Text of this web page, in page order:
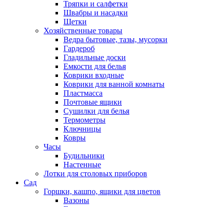
Тряпки и салфетки
Швабры и насадки
Щетки
Хозяйственные товары
Ведра бытовые, тазы, мусорки
Гардероб
Гладильные доски
Емкости для белья
Коврики входные
Коврики для ванной комнаты
Пластмасса
Почтовые ящики
Сушилки для белья
Термометры
Ключницы
Ковры
Часы
Будильники
Настенные
Лотки для столовых приборов
Сад
Горшки, кашпо, ящики для цветов
Вазоны